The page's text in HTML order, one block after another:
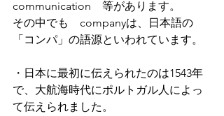
communication　等があります。
その中でも　companyは、日本語の
「コンパ」の語源といわれています。
・日本に最初に伝えられたのは1543年
で、大航海時代にポルトガル人によっ
て伝えられました。